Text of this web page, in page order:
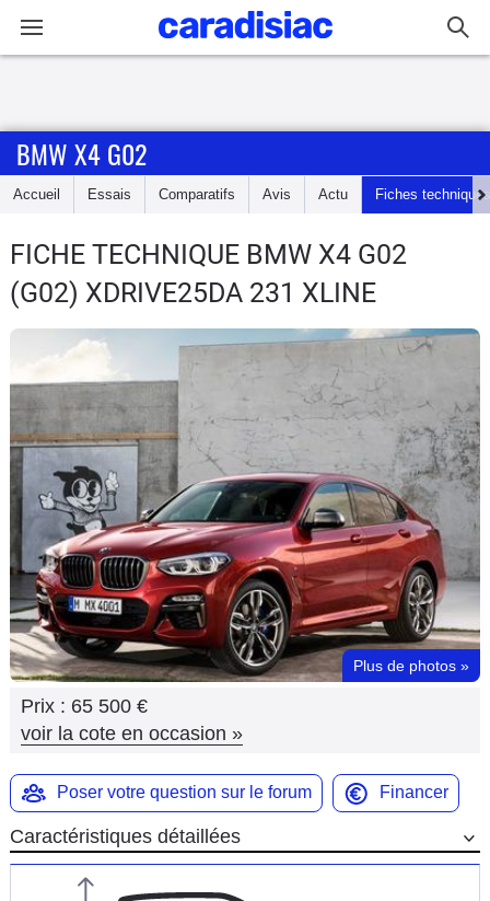
Accueil
Essais
Guide
d'achat
Electriques
Utilitaires
Flottes
Auto
Services
Forum
Moto
Marques
BMW X4 G02
Accueil Essais Comparatifs Avis Actu Fiches techniques
FICHE TECHNIQUE BMW X4 G02
(G02) XDRIVE25DA 231 XLINE
Plus de photos »
Prix : 65 500 €
voir la cote en occasion »
Poser votre question sur le forum Financer
Caractéristiques détaillées